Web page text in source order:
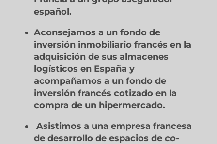
español.
Aconsejamos a un fondo de
inversión inmobiliario francés en la
adquisición de sus almacenes
logísticos en España y
acompañamos a un fondo de
inversión francés cotizado en la
compra de un hipermercado.
Asistimos a una empresa francesa
de desarrollo de espacios de co-